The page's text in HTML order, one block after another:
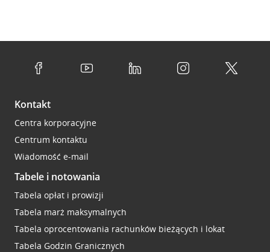
Kontakt
Centra korporacyjne
Centrum kontaktu
Wiadomość e-mail
Tabele i notowania
Tabela opłat i prowizji
Tabela marż maksymalnych
Tabela oprocentowania rachunków bieżących i lokat
Tabela Godzin Granicznych